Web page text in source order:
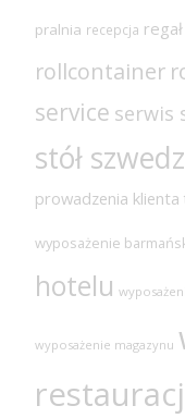
pralnia recepcja regał
rollcontainer
service serwis
stół
prowadzenia klienta
wyposażenie
hotelu
wyposażenie magazynu